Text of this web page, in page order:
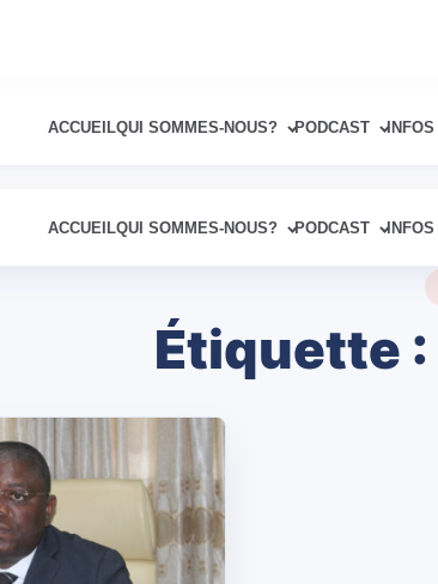
ACCUEILQUI SOMMES-NOUS? PODCAST INFOS
ACCUEILQUI SOMMES-NOUS? PODCAST INFOS
Étiquette :